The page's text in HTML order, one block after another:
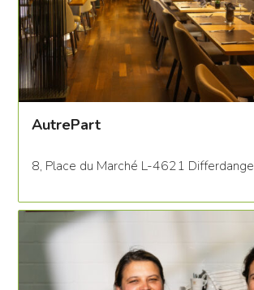
AutrePart
8, Place du Marché L-4621 Differdange